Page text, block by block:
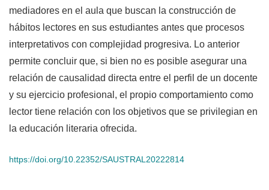
mediadores en el aula que buscan la construcción de
hábitos lectores en sus estudiantes antes que procesos
interpretativos con complejidad progresiva. Lo anterior
permite concluir que, si bien no es posible asegurar una
relación de causalidad directa entre el perfil de un docente
y su ejercicio profesional, el propio comportamiento como
lector tiene relación con los objetivos que se privilegian en
la educación literaria ofrecida.
https://doi.org/10.22352/SAUSTRAL20222814